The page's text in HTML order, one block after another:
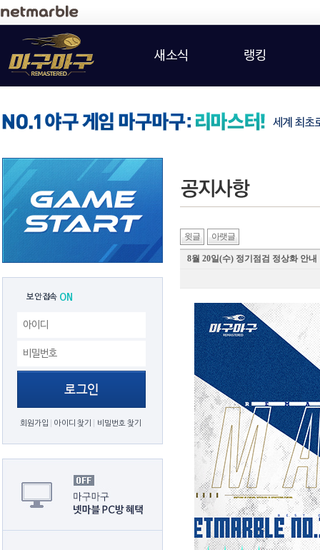
새소식 랭킹
보안접속 ON
회원가입 아이디 찾기 비밀번호 찾기
윗글 아랫글
8월 20일(수) 정기점검 정상화 안내